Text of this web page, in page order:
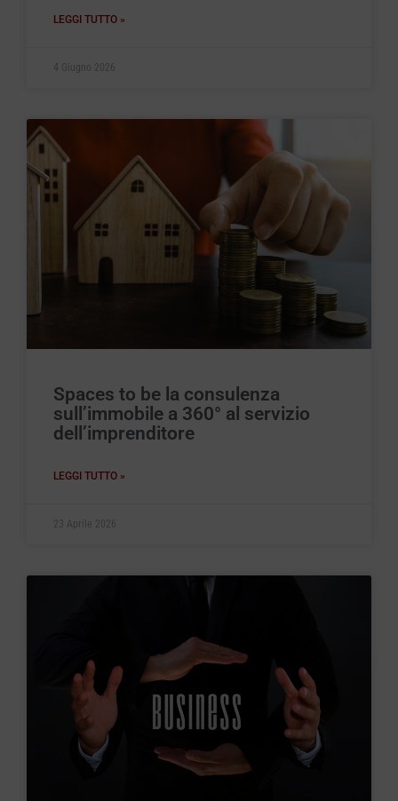
LEGGI TUTTO »
4 Giugno 2026
Spaces to be la consulenza
sull’immobile a 360° al servizio
dell’imprenditore
LEGGI TUTTO »
23 Aprile 2026